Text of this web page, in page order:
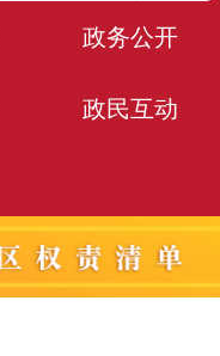
政务公开
政民互动